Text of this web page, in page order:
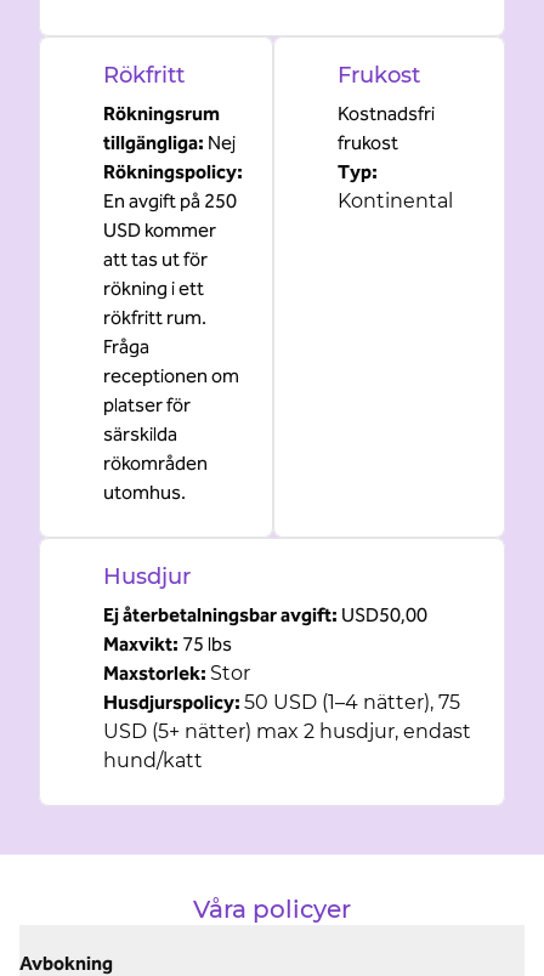
Rökfritt
Rökningsrum
tillgängliga: Nej
Rökningspolicy:
En avgift på 250
USD kommer
att tas ut för
rökning i ett
rökfritt rum.
Fråga
receptionen om
platser för
särskilda
rökområden
utomhus.
Frukost
Kostnadsfri
frukost
Typ:
Kontinental
Husdjur
Ej återbetalningsbar avgift: USD50,00
Maxvikt: 75 lbs
Maxstorlek: Stor
Husdjurspolicy: 50 USD (1–4 nätter), 75
USD (5+ nätter) max 2 husdjur, endast
hund/katt
Våra policyer
Avbokning